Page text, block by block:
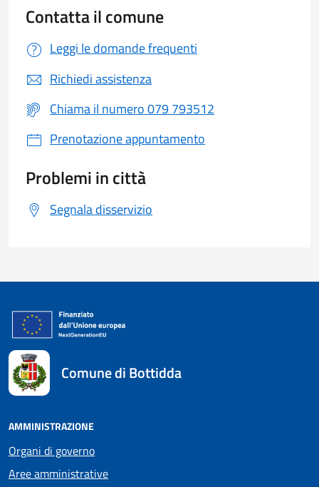
Contatta il comune
Leggi le domande frequenti
Richiedi assistenza
Chiama il numero 079 793512
Prenotazione appuntamento
Problemi in città
Segnala disservizio
Comune di Bottidda
AMMINISTRAZIONE
Organi di governo
Aree amministrative